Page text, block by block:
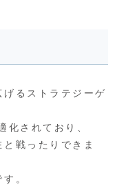
るストラテジーゲ
されており、
戦ったりできま
。